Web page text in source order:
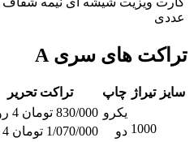
عددی
تراکت های سری A
سایز تیراژ چاپ تراکت تحریر
1000
یکرو 830/000 تومان 4 روزه
دو
1/070/000 تومان 4